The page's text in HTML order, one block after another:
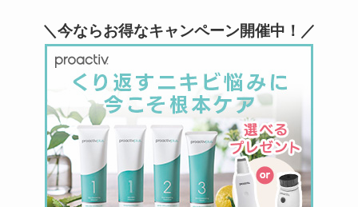
＼今ならお得なキャンペーン開催中！／